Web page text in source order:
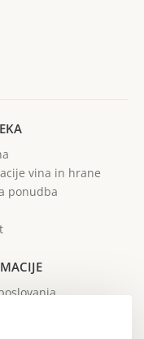
vina in hrane
ponudba